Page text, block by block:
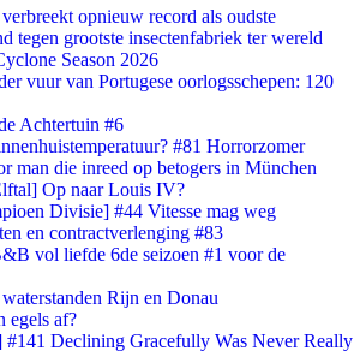
opnieuw record als oudste
tegen grootste insectenfabriek ter wereld
Season 2026
vuur van Portugese oorlogsschepen: 120
Achtertuin #6
#81 Horrorzomer
man die inreed op betogers in München
Op naar Louis IV?
Divisie] #44 Vitesse mag weg
en contractverlenging #83
vol liefde 6de seizoen #1 voor de
Rijn en Donau
egels af?
Declining Gracefully Was Never Really